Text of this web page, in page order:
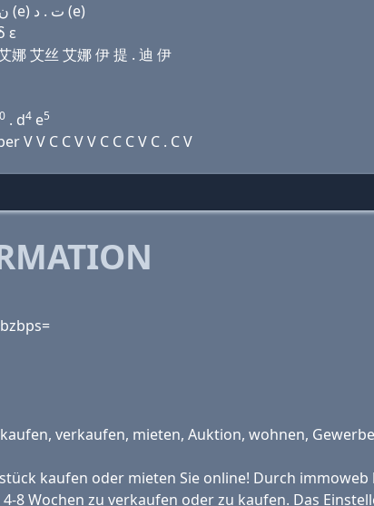
Domain name with Arabic letters ﺍ (u) ﻙ ﺕ (i) (o) ﻥ ﺹ ﻥ (e) ﺕ . ﺩ (e)
ε
艾丝 艾娜 伊 提 . 迪 伊
. d4 e5
V C C V V C C C V C . C V
verkaufen, mieten, Auktion, wohnen,
kaufen oder mieten Sie online! Durch
8 Wochen zu verkaufen oder zu kaufen. Das